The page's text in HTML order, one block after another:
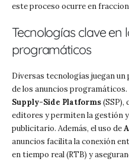
este proceso ocurre en
Tecnologías clave en
programáticos
Diversas tecnologías juegan
de los anuncios
Supply-Side Platforms(SSP),
editores y permiten la gestión
publicitario. Además, el uso de
anuncios facilita la conexión
en tiempo real (RTB) y